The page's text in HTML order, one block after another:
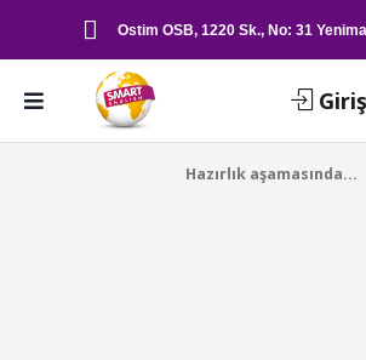
Ostim OSB, 1220 Sk., No: 31
Giriş
Hazırlık aşamasında...